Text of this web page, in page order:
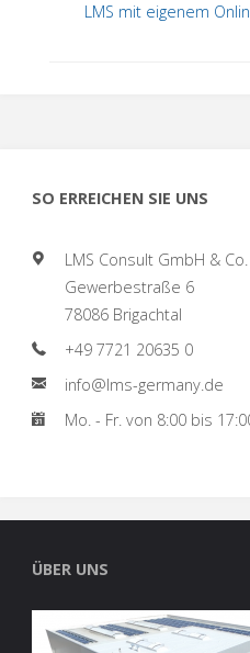
LMS mit eigenem
SO ERREICHEN SIE UNS
LMS Consult GmbH & Co.
Gewerbestraße 6
78086 Brigachtal
+49 7721 20635 0
info@lms-germany.de
Mo. - Fr. von 8:00 bis
ÜBER UNS